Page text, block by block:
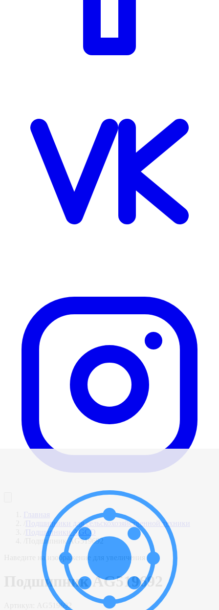
Главная
Подшипники для сельскохозяйственной техники
Подшипники AGCO
Подшипник AG519692
Наведите на изображение для увеличения
Подшипник AG519692
AG519692